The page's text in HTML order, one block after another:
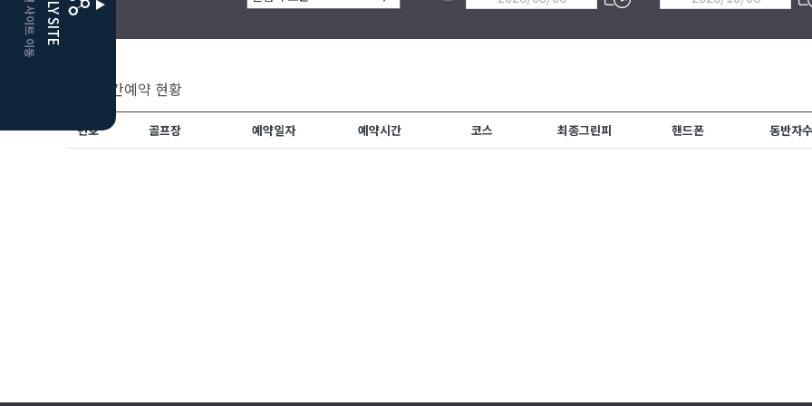
실시간예약 현황
번호 골프장 예약일자 예약시간 코스 최종그린피 핸드폰 동반자수